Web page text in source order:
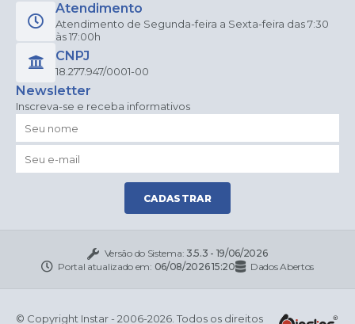
Atendimento
Atendimento de Segunda-feira a Sexta-feira das 7:30
às 17:00h
CNPJ
18.277.947/0001-00
Newsletter
Inscreva-se e receba informativos
CADASTRAR
Versão do Sistema: 3.5.3 - 19/06/2026
Portal atualizado em: 06/08/2026 15:20 Dados Abertos
© Copyright Instar - 2006-2026. Todos os direitos